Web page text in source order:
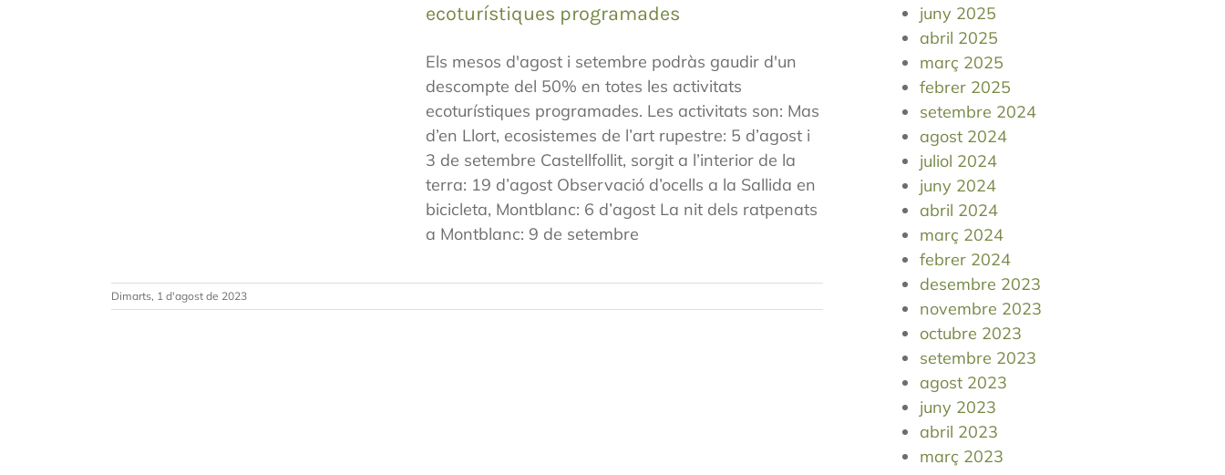
ecoturístiques programades
Els mesos d'agost i setembre podràs gaudir d'un
descompte del 50% en totes les activitats
ecoturístiques programades. Les activitats son: Mas
d’en Llort, ecosistemes de l’art rupestre: 5 d’agost i
3 de setembre Castellfollit, sorgit a l’interior de la
terra: 19 d’agost Observació d’ocells a la Sallida en
bicicleta, Montblanc: 6 d’agost La nit dels ratpenats
a Montblanc: 9 de setembre
Dimarts, 1 d'agost de 2023
juny 2025
abril 2025
març 2025
febrer 2025
setembre 2024
agost 2024
juliol 2024
juny 2024
abril 2024
març 2024
febrer 2024
desembre 2023
novembre 2023
octubre 2023
setembre 2023
agost 2023
juny 2023
abril 2023
març 2023